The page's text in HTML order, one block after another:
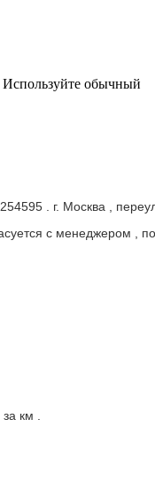
обычный
. г. Москва ,
с менеджером ,
км .